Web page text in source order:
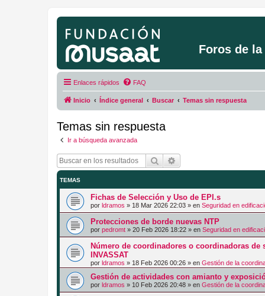
Foros de
Enlaces rápidos FAQ
Inicio Índice general Buscar Temas sin respuesta
Temas sin respuesta
Ir a búsqueda avanzada
Buscar
TEMAS
Fichas de Selección y Uso de EPI.s
por ldramos » 18 Mar 2026 22:03 » en Seguridad en
Protecciones de borde nuevas NTP
por pedromt » 20 Feb 2026 18:22 » en Seguridad en
Número de coordinadores o coordinadoras
INVASSAT
por ldramos » 18 Feb 2026 00:26 » en Gestión de la
Gestión de actividades con amianto y
por ldramos » 10 Feb 2026 20:48 » en Gestión de la